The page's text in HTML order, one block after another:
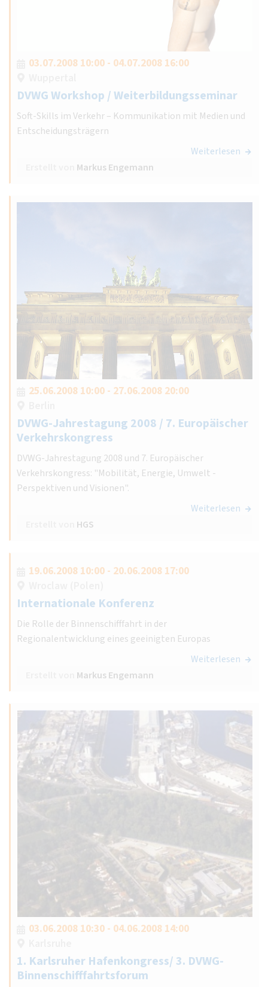
03.07.2008 10:00 - 04.07.2008 16:00
DVWG Workshop / Weiterbildungsseminar
Soft-Skills im Verkehr – Kommunikation mit Medien und
Entscheidungsträgern
Weiterlesen
Markus Engemann
25.06.2008 10:00 - 27.06.2008 20:00
DVWG-Jahrestagung 2008 / 7. Europäischer
Verkehrskongress
DVWG-Jahrestagung 2008 und 7. Europäischer
Verkehrskongress: "Mobilität, Energie, Umwelt -
Perspektiven und Visionen".
Weiterlesen
HGS
19.06.2008 10:00 - 20.06.2008 17:00
Internationale Konferenz
Die Rolle der Binnenschifffahrt in der
Regionalentwicklung eines geeinigten Europas
Weiterlesen
Markus Engemann
03.06.2008 10:30 - 04.06.2008 14:00
1. Karlsruher Hafenkongress/ 3. DVWG-
Binnenschifffahrtsforum